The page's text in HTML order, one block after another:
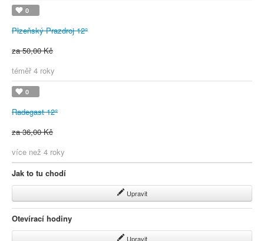
0
Plzeňský Prazdroj 12°
za 50,00 Kč
téměř 4 roky
0
Radegast 12°
za 36,00 Kč
více než 4 roky
Jak to tu chodí
Upravit
Otevírací hodiny
Upravit